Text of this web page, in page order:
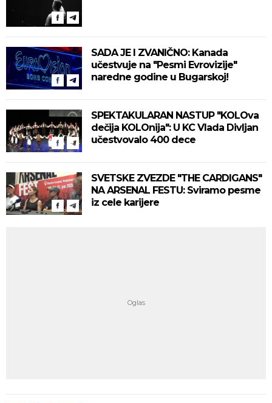
SADA JE I ZVANIČNO: Kanada
učestvuje na "Pesmi Evrovizije"
naredne godine u Bugarskoj!
SPEKTAKULARAN NASTUP "KOLOva
dečija KOLOnija": U KC Vlada Divljan
učestvovalo 400 dece
SVETSKE ZVEZDE "THE CARDIGANS"
NA ARSENAL FESTU: Sviramo pesme
iz cele karijere